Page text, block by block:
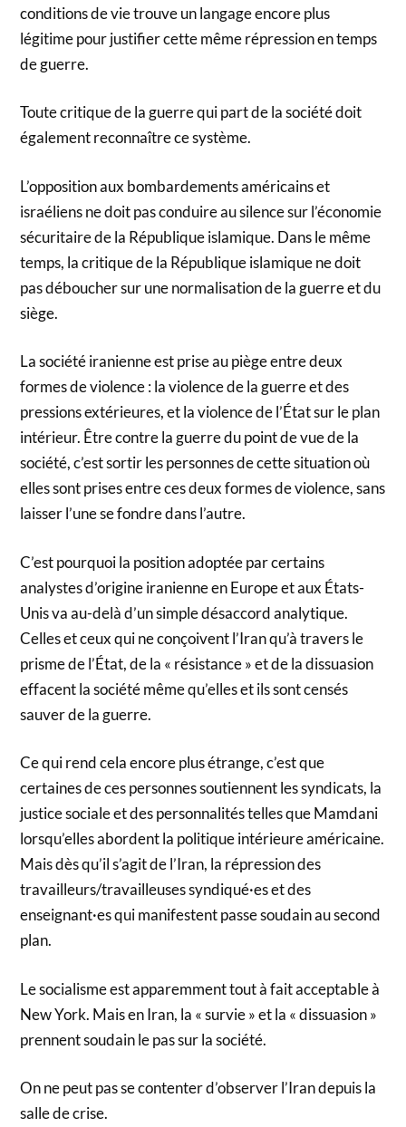
conditions de vie trouve un langage encore plus
légitime pour justifier cette même répression en temps
de guerre.
Toute critique de la guerre qui part de la société doit
également reconnaître ce système.
L’opposition aux bombardements américains et
israéliens ne doit pas conduire au silence sur l’économie
sécuritaire de la République islamique. Dans le même
temps, la critique de la République islamique ne doit
pas déboucher sur une normalisation de la guerre et du
siège.
La société iranienne est prise au piège entre deux
formes de violence : la violence de la guerre et des
pressions extérieures, et la violence de l’État sur le plan
intérieur. Être contre la guerre du point de vue de la
société, c’est sortir les personnes de cette situation où
elles sont prises entre ces deux formes de violence, sans
laisser l’une se fondre dans l’autre.
C’est pourquoi la position adoptée par certains
analystes d’origine iranienne en Europe et aux États-
Unis va au-delà d’un simple désaccord analytique.
Celles et ceux qui ne conçoivent l’Iran qu’à travers le
prisme de l’État, de la « résistance » et de la dissuasion
effacent la société même qu’elles et ils sont censés
sauver de la guerre.
Ce qui rend cela encore plus étrange, c’est que
certaines de ces personnes soutiennent les syndicats, la
justice sociale et des personnalités telles que Mamdani
lorsqu’elles abordent la politique intérieure américaine.
Mais dès qu’il s’agit de l’Iran, la répression des
travailleurs/travailleuses syndiqué·es et des
enseignant·es qui manifestent passe soudain au second
plan.
Le socialisme est apparemment tout à fait acceptable à
New York. Mais en Iran, la « survie » et la « dissuasion »
prennent soudain le pas sur la société.
On ne peut pas se contenter d’observer l’Iran depuis la
salle de crise.